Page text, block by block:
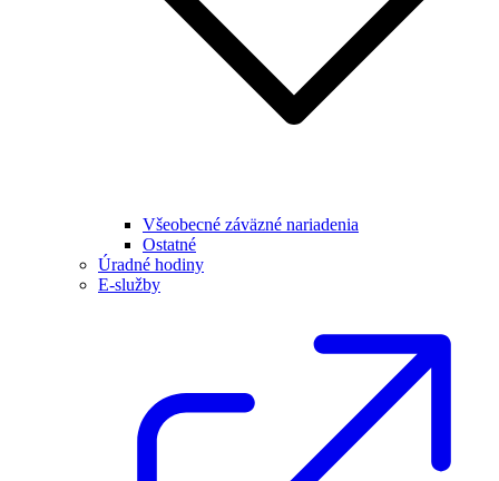
Všeobecné záväzné nariadenia
Ostatné
Úradné hodiny
E-služby